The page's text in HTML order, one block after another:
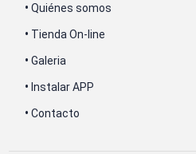
• Quiénes somos
• Tienda On-line
• Galeria
• Instalar APP
• Contacto